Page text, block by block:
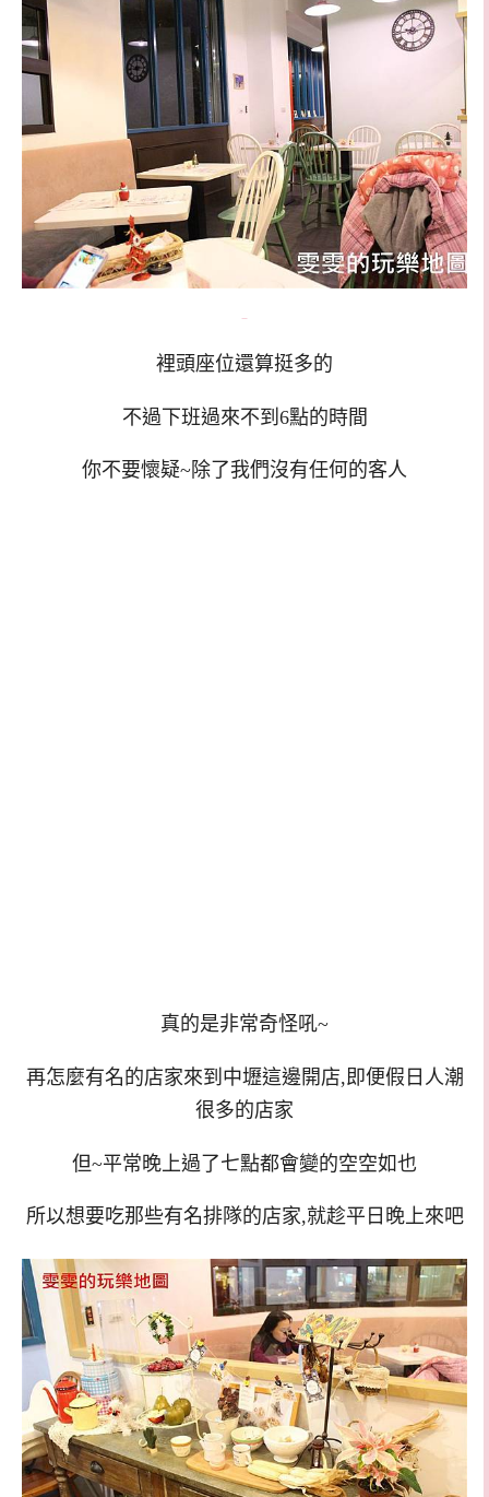
裡頭座位還算挺多的
不過下班過來不到6點的時間
你不要懷疑~除了我們沒有任何的客人
真的是非常奇怪吼~
再怎麼有名的店家來到中壢這邊開店,即便假日人潮
很多的店家
但~平常晚上過了七點都會變的空空如也
所以想要吃那些有名排隊的店家,就趁平日晚上來吧